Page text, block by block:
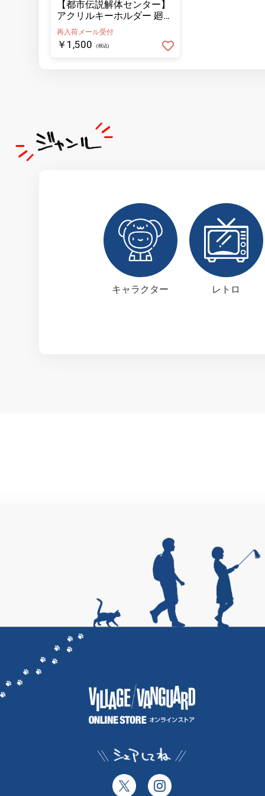
【都市伝説解体センター】
アクリルキーホルダー 廻屋
渉
再入荷メール受付
￥1,500 (税込)
キャラクター レトロ